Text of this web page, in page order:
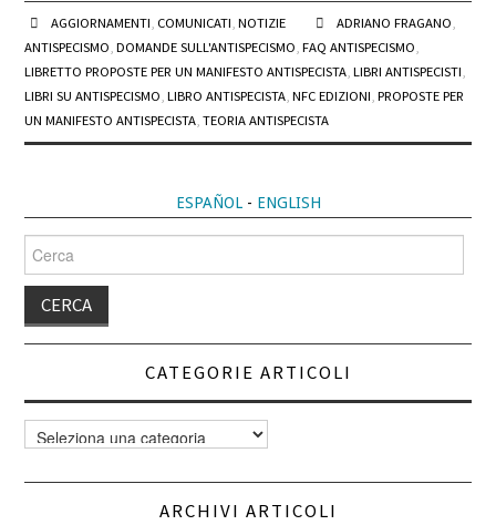
AGGIORNAMENTI, COMUNICATI, NOTIZIE ADRIANO FRAGANO,
ANTISPECISMO,DOMANDE SULL'ANTISPECISMO,FAQ ANTISPECISMO,
LIBRETTO PROPOSTE PER UN MANIFESTO ANTISPECISTA,LIBRI ANTISPECISTI,
LIBRI SU ANTISPECISMO,LIBRO ANTISPECISTA,NFC EDIZIONI,PROPOSTE PER
UN MANIFESTO ANTISPECISTA,TEORIA ANTISPECISTA
ESPAÑOL- ENGLISH
Cerca
per:
CATEGORIE ARTICOLI
Categorie
articoli
ARCHIVI ARTICOLI